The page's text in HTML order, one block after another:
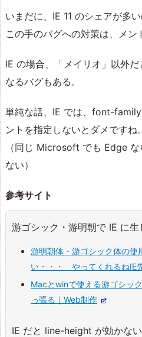
いまだに、IE 11 のシェアが多い
この手のバグへの対策は、メン
IE の場合、「メイリオ」以外
なるバグもある。
単純な話、IE では、font-
ントを指定しないとダメですね。
（同じ Microsoft でも Edge
ない）
参考サイト
游ゴシック・游明朝で IE に生
游明朝体・游ゴシック体の使
い・・・ やってくれるねIE
Macとwinで使える游ゴシッ
っ張る｜Web制作
IE だと line-height が効かない